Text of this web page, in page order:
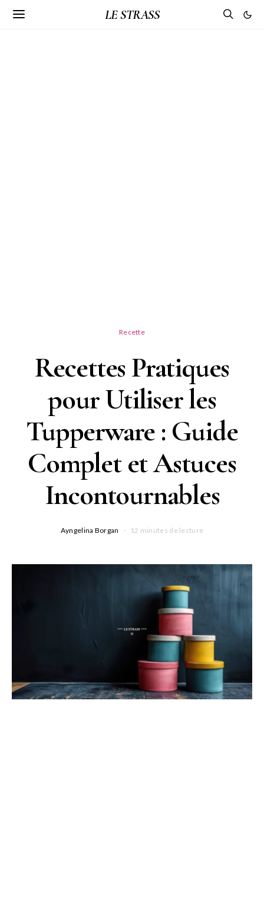
LE STRASS
Recette
Recettes Pratiques
pour Utiliser les
Tupperware : Guide
Complet et Astuces
Incontournables
Ayngelina Borgan 12 minutes de lecture